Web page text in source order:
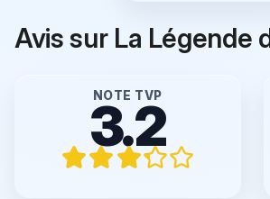
Avis sur La Légende
NOTE TVP
3.2